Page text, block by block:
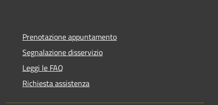
Prenotazione appuntamento
Segnalazione disservizio
Leggi le FAQ
Richiesta assistenza